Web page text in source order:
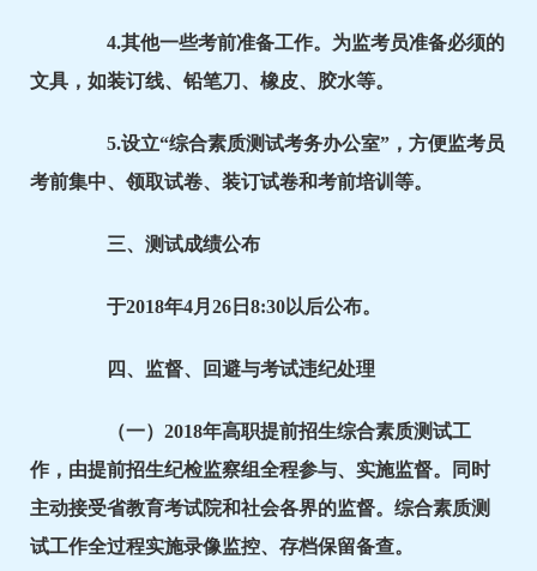
4.其他一些考前准备工作。为监考员准备必须的
文具，如装订线、铅笔刀、橡皮、胶水等。
5.设立“综合素质测试考务办公室”，方便监考员
考前集中、领取试卷、装订试卷和考前培训等。
三、测试成绩公布
于2018年4月26日8:30以后公布。
四、监督、回避与考试违纪处理
（一）2018年高职提前招生综合素质测试工
作，由提前招生纪检监察组全程参与、实施监督。同时
主动接受省教育考试院和社会各界的监督。综合素质测
试工作全过程实施录像监控、存档保留备查。